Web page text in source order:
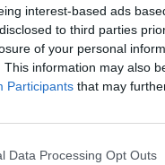
interest-based ads
to third parties
of your personal
This information may also
Participants that may
Data Processing Opt Outs
delle auto -
integrata per il